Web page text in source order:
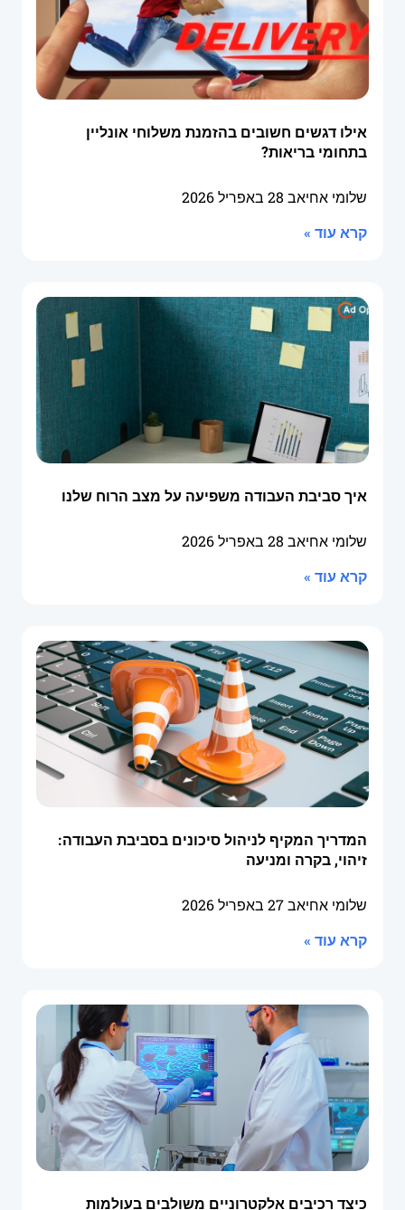
אילו דגשים חשובים בהזמנת משלוחי אונליין
בתחומי בריאות?
שלומי אחיאב 28 באפריל 2026
קרא עוד »
איך סביבת העבודה משפיעה על מצב הרוח שלנו
שלומי אחיאב 28 באפריל 2026
קרא עוד »
המדריך המקיף לניהול סיכונים בסביבת העבודה:
זיהוי, בקרה ומניעה
שלומי אחיאב27 באפריל 2026
קרא עוד »
כיצד רכיבים אלקטרוניים משולבים בעולמות